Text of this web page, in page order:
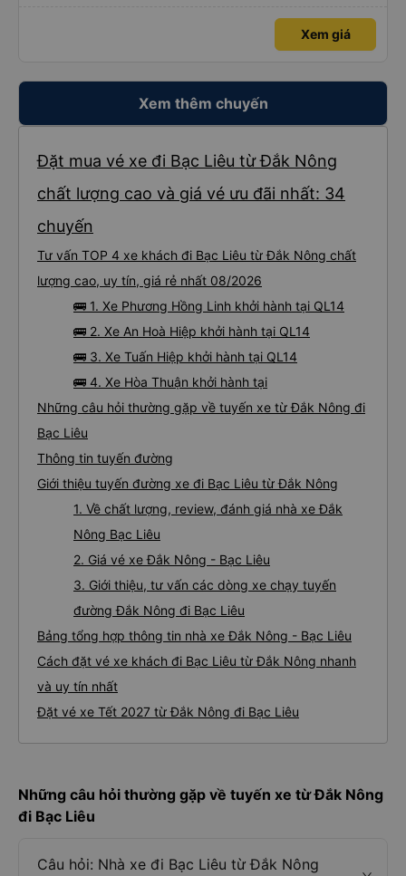
Xem giá
Xem thêm chuyến
Đặt mua vé xe đi Bạc Liêu từ Đắk Nông
chất lượng cao và giá vé ưu đãi nhất: 34
chuyến
Tư vấn TOP 4 xe khách đi Bạc Liêu từ Đắk Nông chất
lượng cao, uy tín, giá rẻ nhất 08/2026
🚌 1. Xe Phương Hồng Linh khởi hành tại QL14
🚌 2. Xe An Hoà Hiệp khởi hành tại QL14
🚌 3. Xe Tuấn Hiệp khởi hành tại QL14
🚌 4. Xe Hòa Thuận khởi hành tại
Những câu hỏi thường gặp về tuyến xe từ Đắk Nông đi
Bạc Liêu
Thông tin tuyến đường
Giới thiệu tuyến đường xe đi Bạc Liêu từ Đắk Nông
1. Về chất lượng, review, đánh giá nhà xe Đắk
Nông Bạc Liêu
2. Giá vé xe Đắk Nông - Bạc Liêu
3. Giới thiệu, tư vấn các dòng xe chạy tuyến
đường Đắk Nông đi Bạc Liêu
Bảng tổng hợp thông tin nhà xe Đắk Nông - Bạc Liêu
Cách đặt vé xe khách đi Bạc Liêu từ Đắk Nông nhanh
và uy tín nhất
Đặt vé xe Tết 2027 từ Đắk Nông đi Bạc Liêu
Những câu hỏi thường gặp về tuyến xe từ Đắk Nông
đi Bạc Liêu
Câu hỏi: Nhà xe đi Bạc Liêu từ Đắk Nông